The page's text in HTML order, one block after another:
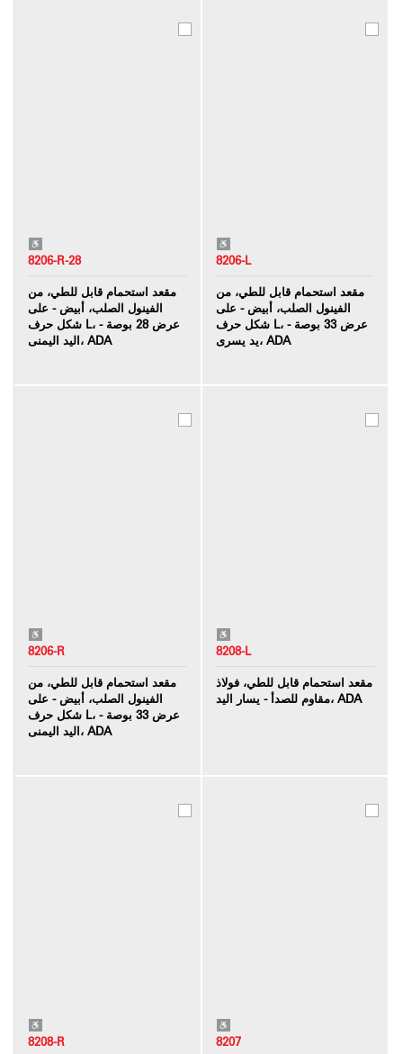
8206-R-28
مقعد استحمام قابل للطي، من
الفينول الصلب، أبيض - على
شكل حرف L، عرض 28 بوصة -
اليد اليمنى، ADA
8206-L
مقعد استحمام قابل للطي، من
الفينول الصلب، أبيض - على
شكل حرف L، عرض 33 بوصة -
يد يسرى، ADA
8206-R
مقعد استحمام قابل للطي، من
الفينول الصلب، أبيض - على
شكل حرف L، عرض 33 بوصة -
اليد اليمنى، ADA
8208-L
مقعد استحمام قابل للطي، فولاذ
مقاوم للصدأ - يسار اليد، ADA
8208-R 8207